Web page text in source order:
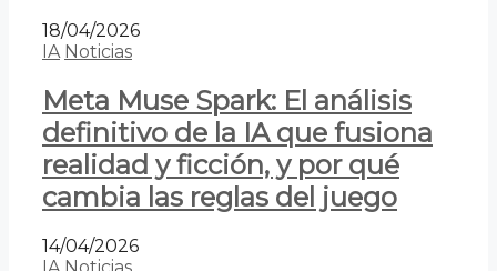
18/04/2026
IA Noticias
Meta Muse Spark: El análisis
definitivo de la IA que fusiona
realidad y ficción, y por qué
cambia las reglas del juego
14/04/2026